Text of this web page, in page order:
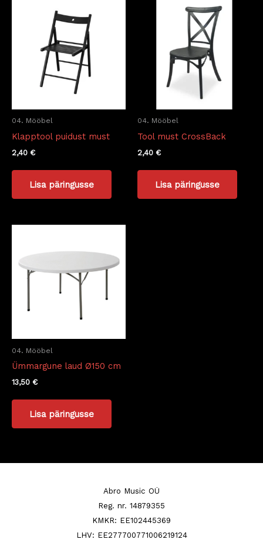
04. Mööbel
Klapptool puidust must
2,40 €
Lisa päringusse
04. Mööbel
Tool must CrossBack
2,40 €
Lisa päringusse
04. Mööbel
Ümmargune laud Ø150 cm
13,50 €
Lisa päringusse
Abro Music OÜ
Reg. nr. 14879355
KMKR: EE102445369
LHV: EE277700771006219124